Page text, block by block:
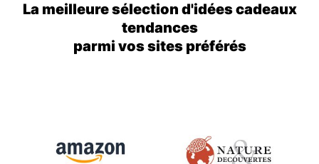
La meilleure sélection d'idées cadeaux
tendances
parmi vos sites préférés